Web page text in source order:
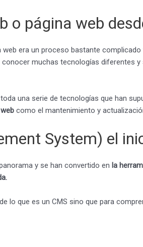
o página web
era un proceso bastante complicado
muchas tecnologías diferentes y
una serie de tecnologías que han
como el mantenimiento y
System) el
y se han convertido en la
lo que es un CMS sino que para